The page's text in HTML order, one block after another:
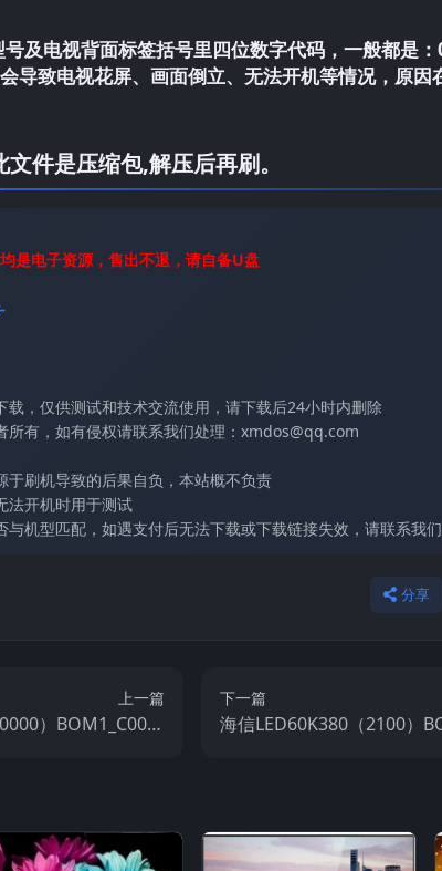
及电视背面标签括号里四位数字代码，一般都是：
导致电视花屏、画面倒立、无法开机等情况，原因
件是压缩包,解压后再刷。
是电子资源，售出不退，请自备U盘
载，仅供测试和技术交流使用，请下载后24小时内删除
所有，如有侵权请联系我们处理：xmdos@qq.com
于刷机导致的后果自负，本站概不负责
法开机时用于测试
与机型匹配，如遇支付后无法下载或下载链接失效，请联系我
分享
上一篇
）BOM1_C002_
下一篇
海信LED60K380（2100）